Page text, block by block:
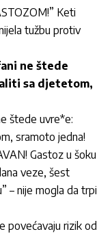
Keti
tužbu protiv
ne štede
sa djetetom,
štede uvre*e:
sramoto jedna!
Gastoz u šoku
veze, šest
– nije mogla da trpi
povećavaju rizik od